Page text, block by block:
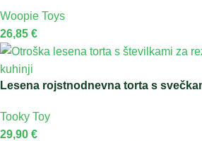
Woopie Toys
26,85 €
Lesena rojstnodnevna torta s
Tooky Toy
29,90 €